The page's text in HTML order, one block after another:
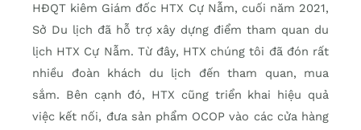
HĐQT kiêm Giám đốc HTX Cự Nẫm, cuối năm 2021,
Sở Du lịch đã hỗ trợ xây dựng điểm tham quan du
lịch HTX Cự Nẫm. Từ đây, HTX chúng tôi đã đón rất
nhiều đoàn khách du lịch đến tham quan, mua
sắm. Bên cạnh đó, HTX cũng triển khai hiệu quả
việc kết nối, đưa sản phẩm OCOP vào các cửa hàng